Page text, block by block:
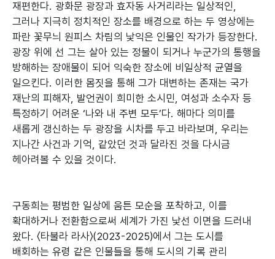
재편한다. 광화문 광장과 효자동 사거리라는 일상적인,
그러나 지극히 정치적인 장소를 배경으로 하는 두 영상에는
파란 꽃무늬 원피스 차림의 낯익은 인물인 작가가 등장한다.
광장 위에 선 그는 살아 있는 정물이 되거나 누군가의 통행을
방해하는 장애물이 되어 익숙한 장소에 비일상적 균열을
일으킨다. 이러한 몸짓을 통해 그가 대변하는 존재는 국가
재난의 피해자, 발언권이 희미한 소시민, 여성과 소수자 등
특정하기 어려운 ‘나와 내 주변 모두’다. 해마다 의미를
새롭게 갱신하는 두 광장을 시차를 두고 바라보며, 우리는
지나간 사건과 기억, 같았던 것과 달라진 것을 다시금
헤아려볼 수 있을 것이다.
구동희는 평범한 일상에 움튼 모순을 포착하고, 이를
확대하거나 전환함으로써 세계가 가진 낯선 이면을 드러내
왔다. 〈타불라 라사〉(2023-2025)에서 그는 도시를
배회하는 유령 같은 인물들을 통해 도시의 기록 관리